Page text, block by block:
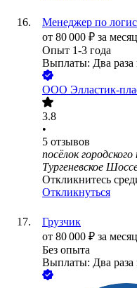
Менеджер по
от 80 000 ₽ за
Опыт 1-3 года
Выплаты: Два раза
ООО Элластик-
3.8
•
5 отзывов
посёлок
Тургеневское
Откликнитесь
Откликнуться
Грузчик
от 80 000 ₽ за
Без опыта
Выплаты: Два раза